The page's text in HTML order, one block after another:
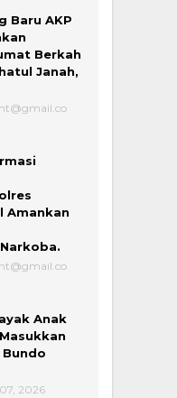
Baru AKP
Berkah
Janah,
Amankan
Anak
Bundo
2026